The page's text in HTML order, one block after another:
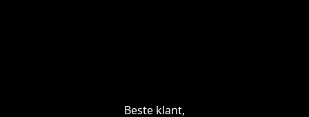
Beste klant,